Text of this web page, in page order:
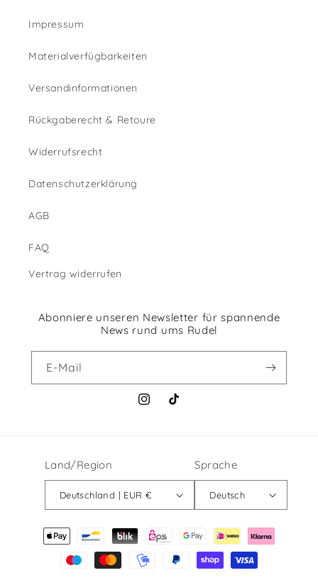
Impressum
Materialverfügbarkeiten
Versandinformationen
Rückgaberecht & Retoure
Widerrufsrecht
Datenschutzerklärung
AGB
FAQ
Vertrag widerrufen
Abonniere unseren Newsletter für spannende
News rund ums Rudel
E-Mail
Instagram
TikTok
Land/Region
Deutschland | EUR €
Sprache
Deutsch
Zahlungsmethoden